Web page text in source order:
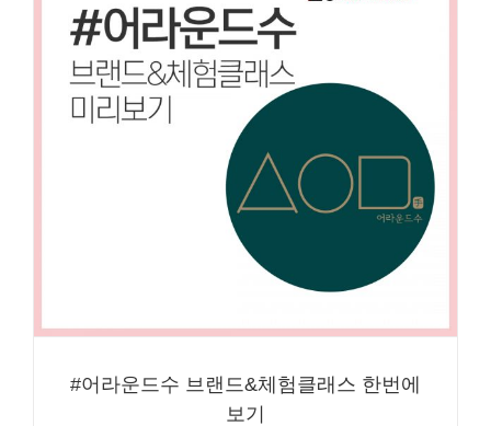
#어라운드수 브랜드&체험클래스 한번에
보기